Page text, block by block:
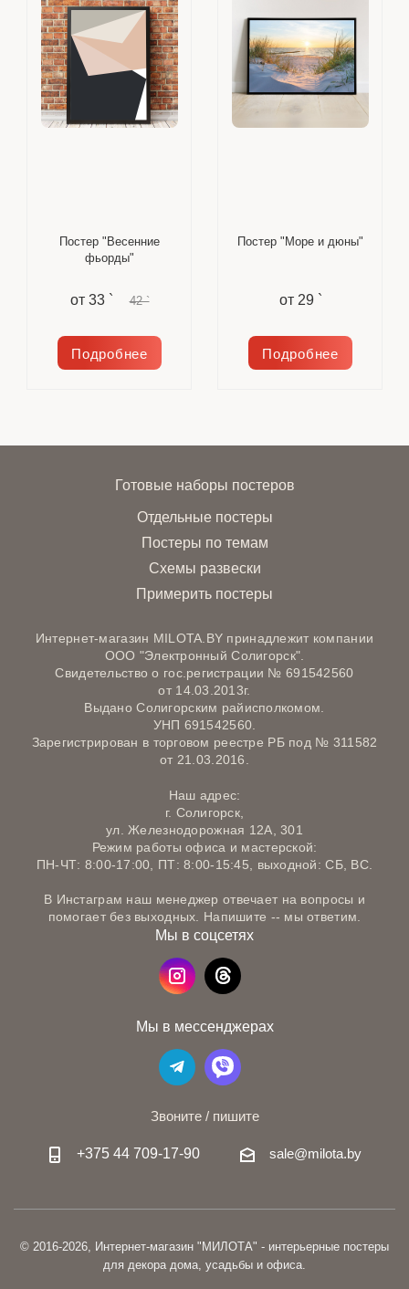
Постер "Весенние
фьорды"
от 33 ` 42 `
Подробнее
Постер "Море и дюны"
от 29 `
Подробнее
Готовые наборы постеров
Отдельные постеры
Постеры по темам
Схемы развески
Примерить постеры
Интернет-магазин MILOTA.BY принадлежит компании
ООО "Электронный Солигорск".
Свидетельство о гос.регистрации № 691542560
от 14.03.2013г.
Выдано Солигорским райисполкомом.
УНП 691542560.
Зарегистрирован в торговом реестре РБ под № 311582
от 21.03.2016.
Наш адрес:
г. Солигорск,
ул. Железнодорожная 12А, 301
Режим работы офиса и мастерской:
ПН-ЧТ: 8:00-17:00, ПТ: 8:00-15:45, выходной: СБ, ВС.
В Инстаграм наш менеджер отвечает на вопросы и
помогает без выходных. Напишите -- мы ответим.
Мы в соцсетях
Мы в мессенджерах
Звоните / пишите
+375 44 709-17-90 sale@milota.by
© 2016-2026, Интернет-магазин "МИЛОТА" - интерьерные постеры
для декора дома, усадьбы и офиса.